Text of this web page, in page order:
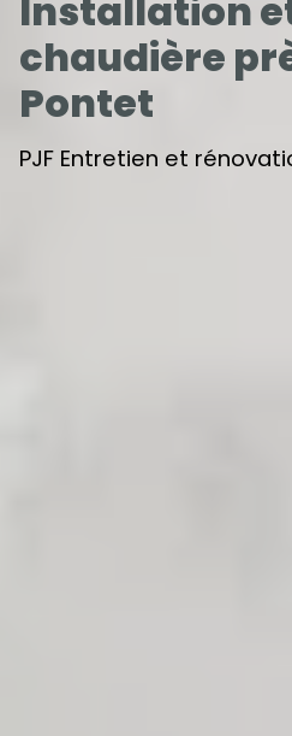
Installation
chaudière
Pontet
PJF Entretien et